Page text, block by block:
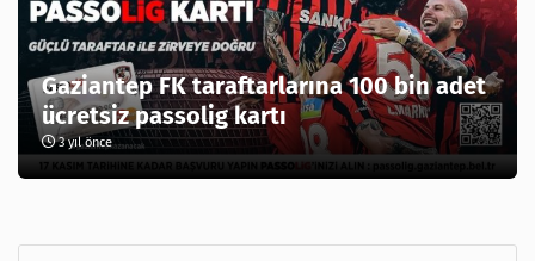
Gaziantep FK taraftarlarına 100 bin adet
ücretsiz passolig kartı
3 yıl önce